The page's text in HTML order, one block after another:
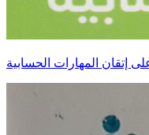
إتقان المهارات الحسابية